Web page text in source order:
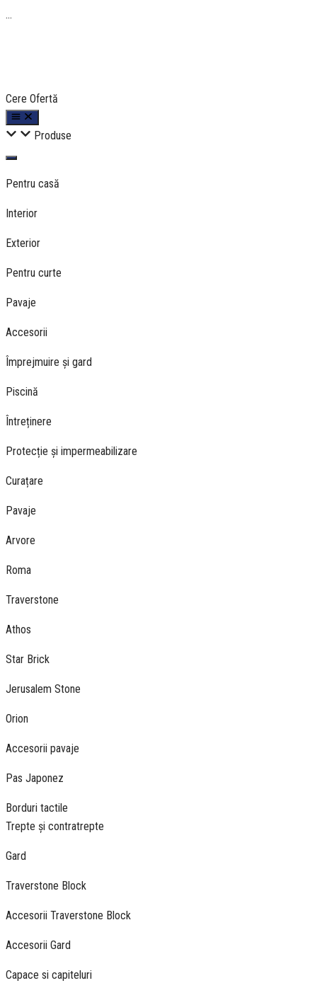
...
Cere Ofertă
Produse
Pentru casă
Interior
Exterior
Pentru curte
Pavaje
Accesorii
Împrejmuire și gard
Piscină
Întreținere
Protecție și impermeabilizare
Curațare
Pavaje
Arvore
Roma
Traverstone
Athos
Star Brick
Jerusalem Stone
Orion
Accesorii pavaje
Pas Japonez
Borduri tactile
Trepte și contratrepte
Gard
Traverstone Block
Accesorii Traverstone Block
Accesorii Gard
Capace si capiteluri